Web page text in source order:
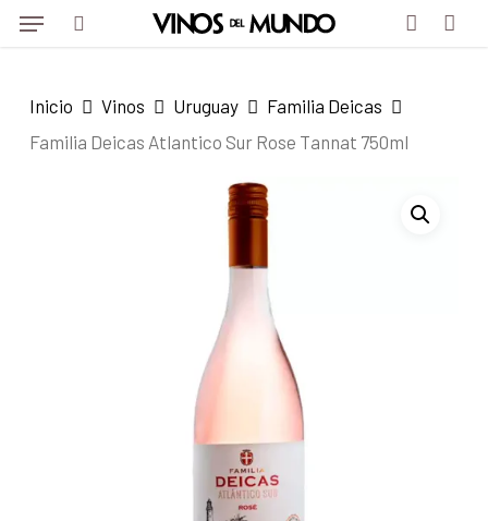
Skip
content
Menu
Inicio Vinos Uruguay
Familia Deicas
Familia Deicas Atlantico Sur Rose Tannat 750ml